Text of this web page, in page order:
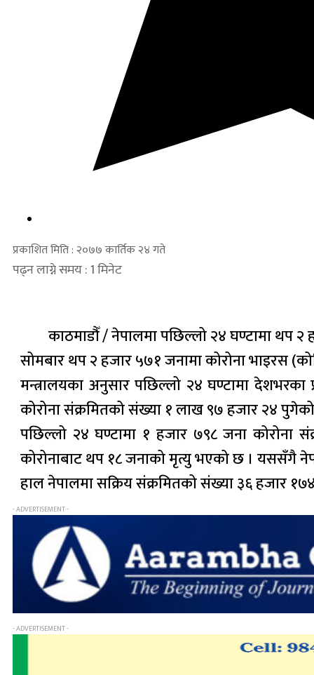
प्रकाशित मिति : २०७७ कार्तिक २४ गते
पढ्न लाग्ने समय : 1 मिनेट
काठमाडौँ / नेपालमा पछिल्लो २४ घण्टामा थप
सोमबार थप २ हजार ५७१ जनामा कोरोना भाइरस
मन्त्रालयका अनुसार पछिल्लो २४ घण्टामा
कोरोना संक्रमितको संख्या १ लाख ९७ हजार २४
पछिल्लो २४ घण्टामा १ हजार ७९८ जना
कोरोनाबाट थप १८ जनाको मृत्यु भएको छ । यससँगै
हाल नेपालमा सक्रिय संक्रमितको संख्या ३६ हजार
- ADVERTISEMENT -
- ADVERTISEMENT -